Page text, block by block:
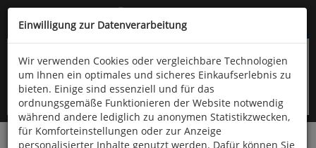
Kompletten Head der Seite überspringen
oder (06766) 9323-960
Einwilligung zur Datenverarbeitung
Wir verwenden Cookies oder vergleichbare Technologien
um Ihnen ein optimales und sicheres Einkaufserlebnis zu
bieten. Einige sind essenziell und für das
ordnungsgemäße Funktionieren der Website notwendig
während andere lediglich zu anonymen Statistikzwecken,
für Komforteinstellungen oder zur Anzeige
personalisierter Inhalte genutzt werden. Dafür können Sie